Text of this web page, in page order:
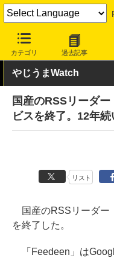
カテゴリ 過去記事
INTERNET Watch トピック
やじうまWatch
国産のRSSリーダ
ビスを終了。12年
リスト
国産のRSSリーダー
を終了した。
「Feedeen」は